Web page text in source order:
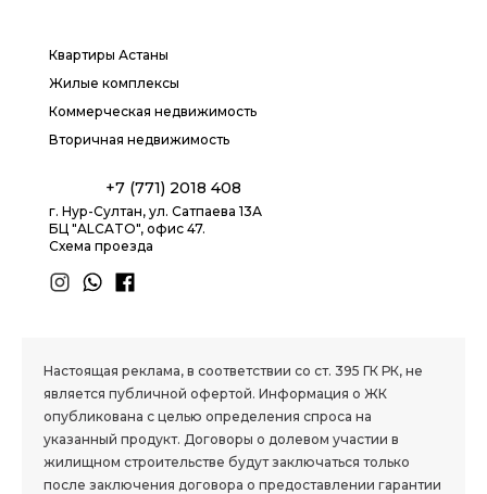
Квартиры Астаны
Жилые комплексы
Коммерческая недвижимость
Вторичная недвижимость
+7 (771) 2018 408
г. Нур-Султан, ул. Сатпаева 13А
БЦ "ALCATO", офис 47.
Схема проезда
Настоящая реклама, в соответствии со ст. 395 ГК РК, не
является публичной офертой. Информация о ЖК
опубликована с целью определения спроса на
указанный продукт. Договоры о долевом участии в
жилищном строительстве будут заключаться только
после заключения договора о предоставлении гарантии